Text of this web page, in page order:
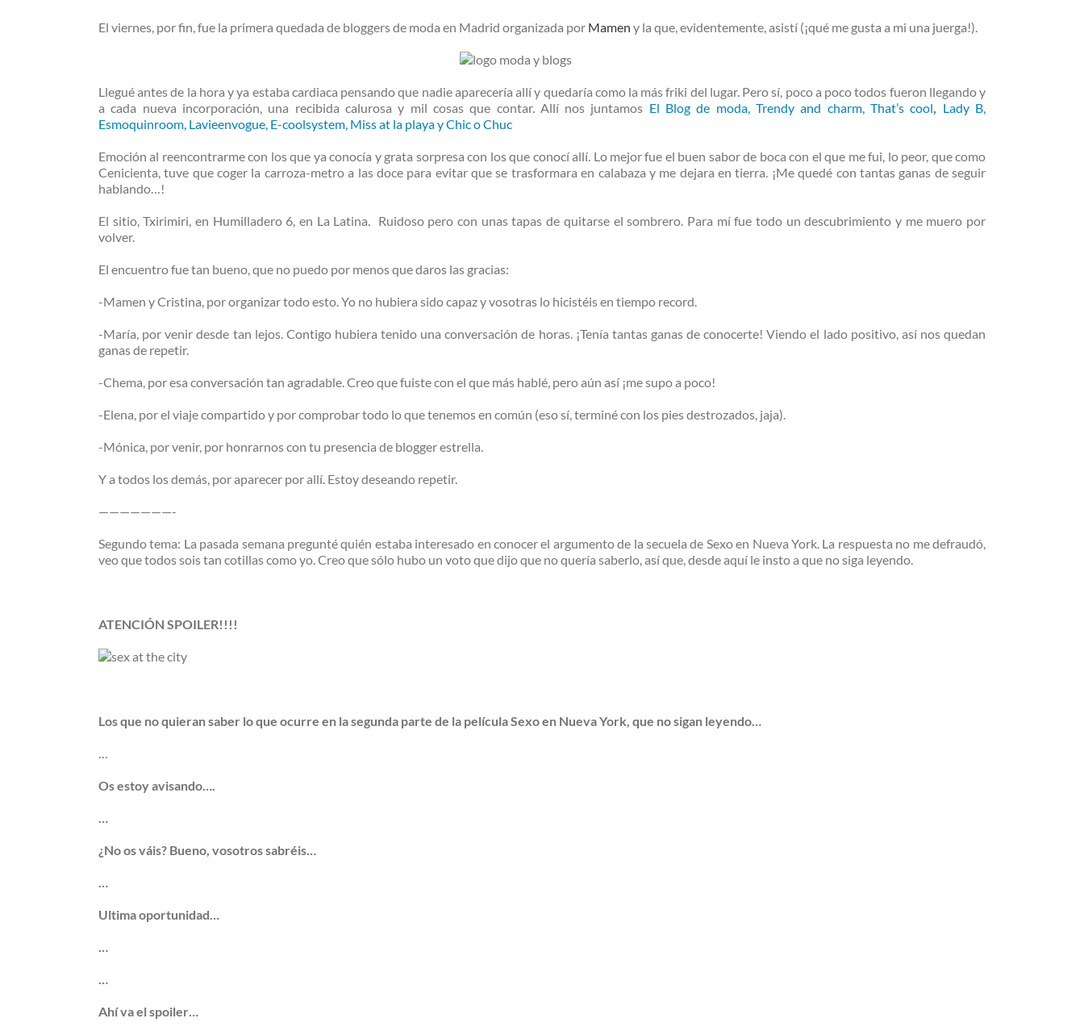
El viernes, por fin, fue la primera quedada de bloggers de moda en Madrid organizada por Mamen y la que, evidentemente, asistí (¡qué me gusta a mi una juerga!).
Llegué antes de la hora y ya estaba cardiaca pensando que nadie aparecería allí y quedaría como la más friki del lugar. Pero sí, poco a poco todos fueron llegando y
a cada nueva incorporación, una recibida calurosa y mil cosas que contar. Allí nos juntamos El Blog de moda,Trendy and charm,That’s cool, Lady B,
Esmoquinroom, Lavieenvogue, E-coolsystem, Miss at la playayChic o Chuc
Emoción al reencontrarme con los que ya conocía y grata sorpresa con los que conocí allí. Lo mejor fue el buen sabor de boca con el que me fui, lo peor, que como
Cenicienta, tuve que coger la carroza-metro a las doce para evitar que se trasformara en calabaza y me dejara en tierra. ¡Me quedé con tantas ganas de seguir
hablando…!
El sitio, Txirimiri, en Humilladero 6, en La Latina. Ruidoso pero con unas tapas de quitarse el sombrero. Para mí fue todo un descubrimiento y me muero por
volver.
El encuentro fue tan bueno, que no puedo por menos que daros las gracias:
-Mamen y Cristina, por organizar todo esto. Yo no hubiera sido capaz y vosotras lo hicistéis en tiempo record.
-María, por venir desde tan lejos. Contigo hubiera tenido una conversación de horas. ¡Tenía tantas ganas de conocerte! Viendo el lado positivo, así nos quedan
ganas de repetir.
-Chema, por esa conversación tan agradable. Creo que fuiste con el que más hablé, pero aún así ¡me supo a poco!
-Elena, por el viaje compartido y por comprobar todo lo que tenemos en común (eso sí, terminé con los pies destrozados, jaja).
-Mónica, por venir, por honrarnos con tu presencia de blogger estrella.
Y a todos los demás, por aparecer por allí. Estoy deseando repetir.
———————-
Segundo tema: La pasada semana pregunté quién estaba interesado en conocer el argumento de la secuela de Sexo en Nueva York. La respuesta no me defraudó,
veo que todos sois tan cotillas como yo. Creo que sólo hubo un voto que dijo que no quería saberlo, así que, desde aquí le insto a que no siga leyendo.
ATENCIÓN SPOILER!!!!
Los que no quieran saber lo que ocurre en la segunda parte de la película Sexo en Nueva York, que no sigan leyendo…
…
Os estoy avisando….
…
¿No os váis? Bueno, vosotros sabréis…
…
Ultima oportunidad…
…
…
Ahí va el spoiler…